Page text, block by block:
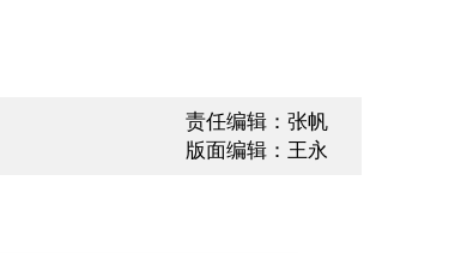
责任编辑：张帆
版面编辑：王永